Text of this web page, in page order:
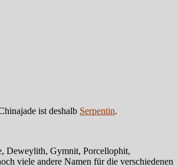
ist deshalb Serpentin.
Deweylith, Gymnit, Porcellophit,
viele andere Namen für die verschiedenen